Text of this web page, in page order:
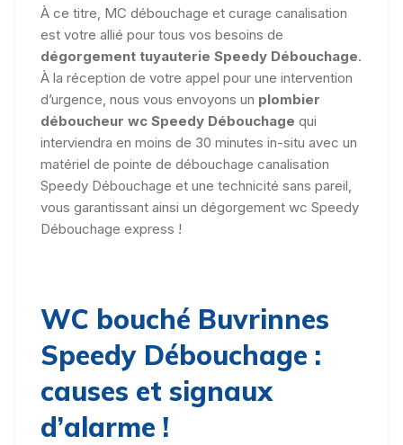
À ce titre, MC débouchage et curage canalisation
est votre allié pour tous vos besoins de
dégorgement tuyauterie Speedy Débouchage.
À la réception de votre appel pour une intervention
d’urgence, nous vous envoyons un plombier
déboucheur wc Speedy Débouchage qui
interviendra en moins de 30 minutes in-situ avec un
matériel de pointe de débouchage canalisation
Speedy Débouchage et une technicité sans pareil,
vous garantissant ainsi un dégorgement wc Speedy
Débouchage express !
WC bouché Buvrinnes
Speedy Débouchage :
causes et signaux
d’alarme !